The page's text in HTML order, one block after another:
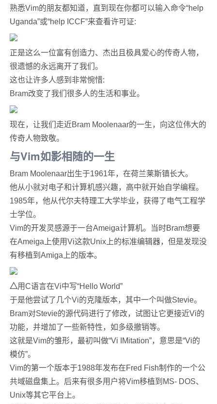
熟悉Vim的朋友都知道，直到现在你都可以输入命令“help
Uganda”或“help ICCF”来查看许可证:
正是这么一位富有创造力、杰出且极具爱心的传奇人物，
很遗憾的永远离开了我们。
这也让许多人感到非常惋惜:
Bram改变了我们很多人的生活和事业。
现在，让我们走近Bram Moolenaar的一生，向这位伟大的
传奇人物致敬。
与Vim如影相随的一生
Bram Moolenaar出生于1961年，在荷兰莱斯镇长大。
他从小就对电子和计算机感兴趣，高中就开始自学编程。
1985年，他从代尔夫特理工大学毕业，获得了电气工程学
士学位。
Vim的开发灵感源于一台Ameiga计算机。当时Bram想要
在Ameiga上使用Vi这款Unix上的标准编辑器，但是发现没
有移植到Amiga上的版本。
△用C语言在Vi中写“Hello World”
于是他尝试了几个Vi的克隆版本，其中一个叫做Stevie。
Bram对Stevie的源代码进行了修改，试图让它更接近Vi的
功能，并增加了一些新特性，如多级撤销等。
这就是Vim的雏形，最初叫做“Vi IMitation”，意思是“Vi的
模仿”。
Vim的第一个版本于1988年发布在Fred Fish制作的一个公
共域磁盘集上。后来有很多用户将Vim移植到MS- DOS、
Unix等其它平台上。